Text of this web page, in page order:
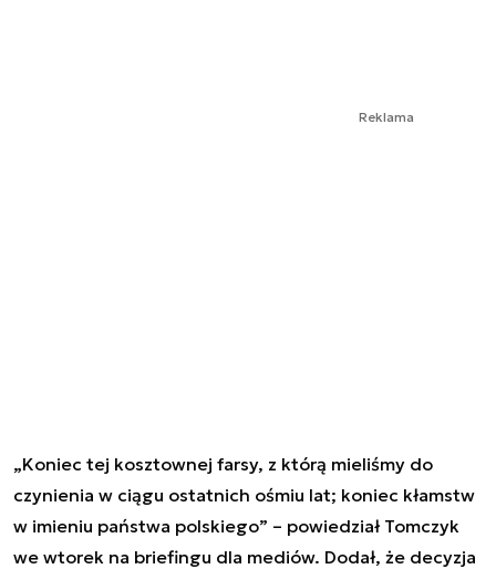
Reklama
„Koniec tej kosztownej farsy, z którą mieliśmy do
czynienia w ciągu ostatnich ośmiu lat; koniec kłamstw
w imieniu państwa polskiego” – powiedział Tomczyk
we wtorek na briefingu dla mediów. Dodał, że decyzja